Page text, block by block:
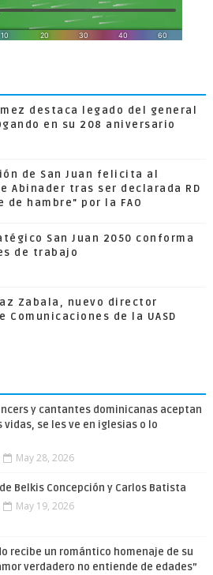
destaca legado del general
en su 208 aniversario
de San Juan felicita al
Abinader tras ser declarada RD
de hambre" por la FAO
San Juan 2050 conforma
de trabajo
Zabala, nuevo director
Comunicaciones de la UASD
y cantantes dominicanas aceptan
vidas, se les ve en iglesias o lo
May 28, 2026
Belkis Concepción y Carlos Batista
May 19, 2026
recibe un romántico homenaje de su
verdadero no entiende de edades”